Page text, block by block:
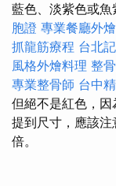
藍色、淡紫色或
胞證 專業餐廳外
抓龍筋療程 台北
風格外燴料理 整
專業整骨師 台中
但絕不是紅色，
提到尺寸，應該
倍。